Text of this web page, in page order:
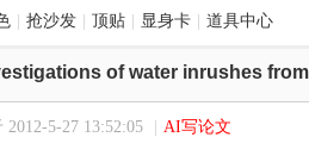
抢沙发 顶贴 显身卡 道具中心
of water inrushes
2012-5-27 13:52:05 AI写论文